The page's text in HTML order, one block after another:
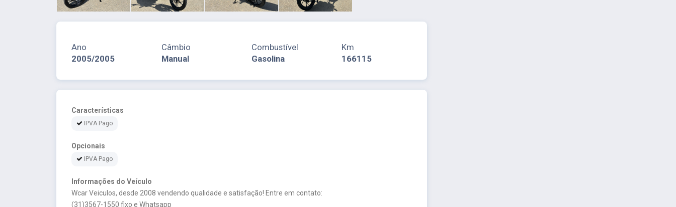
Ano
2005/2005
Câmbio
Manual
Combustível
Gasolina
Km
166115
Características
IPVA Pago
Opcionais
IPVA Pago
Informações do Veículo
Wcar Veiculos, desde 2008 vendendo qualidade e satisfação! Entre em contato:
(31)3567-1550 fixo e Whatsapp